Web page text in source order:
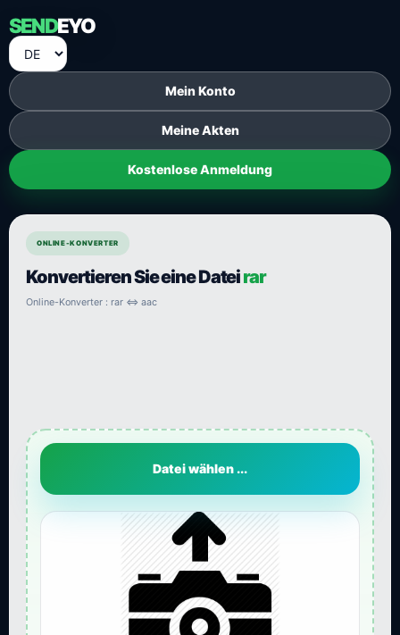
SENDEYO
Mein Konto
Meine Akten
Kostenlose Anmeldung
ONLINE-KONVERTER
Konvertieren Sie eine Dateirar
Online-Konverter : rar ⇔ aac
Datei wählen ...